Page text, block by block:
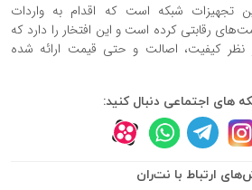
تجهیزات شبکه است که اقدام به واردات
رقابتی کرده است و این افتخار را دارد که
نظر کیفیت، اصالت و حتی قیمت ارائه شده
های اجتماعی دنبال کنید:
ارتباط با نت‌ران